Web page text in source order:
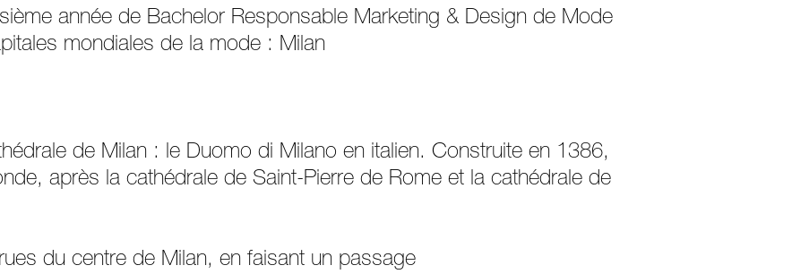
année de Bachelor Responsable Marketing & Design de Mode
mondiales de la mode : Milan
de Milan : le Duomo di Milano en italien. Construite en 1386,
après la cathédrale de Saint-Pierre de Rome et la cathédrale de
du centre de Milan, en faisant un passage